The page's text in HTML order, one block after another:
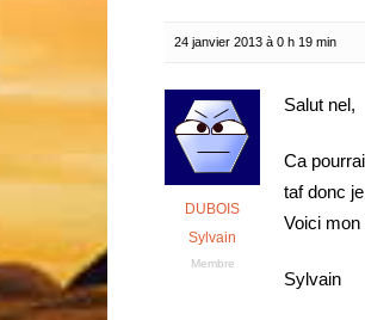
24 janvier 2013 à 0 h 19 min
DUBOIS
Sylvain
Membre
Salut nel,
Ca
taf donc
Voici
Sylvain